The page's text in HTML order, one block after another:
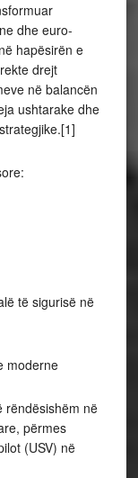
dhe euro-
hapësirën e
drejt
në balancën
ushtarake dhe
të sigurisë në
moderne
rëndësishëm në
përmes
(USV) në